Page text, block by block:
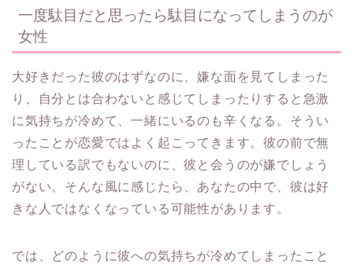
一度駄目だと思ったら駄目になってしまうのが
女性
大好きだった彼のはずなのに、嫌な面を見てしまった
り、自分とは合わないと感じてしまったりすると急激
に気持ちが冷めて、一緒にいるのも辛くなる。そうい
ったことが恋愛ではよく起こってきます。彼の前で無
理している訳でもないのに、彼と会うのが嫌でしょう
がない。そんな風に感じたら、あなたの中で、彼は好
きな人ではなくなっている可能性があります。
では、どのように彼への気持ちが冷めてしまったこと